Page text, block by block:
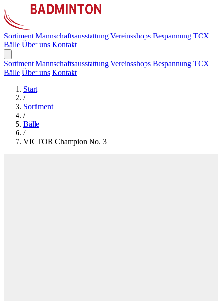
Sortiment Mannschaftsausstattung Vereinsshops Bespannung TCX
Bälle Über uns Kontakt
Sortiment Mannschaftsausstattung Vereinsshops Bespannung TCX
Bälle Über uns Kontakt
Start
/
Sortiment
/
Bälle
/
VICTOR Champion No. 3